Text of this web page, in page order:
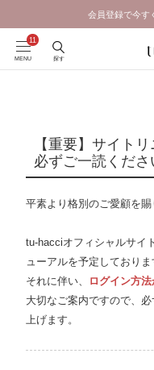
会員登録で今す
GRAND OPEN
MENU 探す
【重要】サイト
必ずご一読くださ
平素より格別のご愛顧を賜
tu-hacciオフィシャルサイ
ューアルを予定 しておりま
それに伴い、
ログイン方
大切なご案内ですので、
上げます。